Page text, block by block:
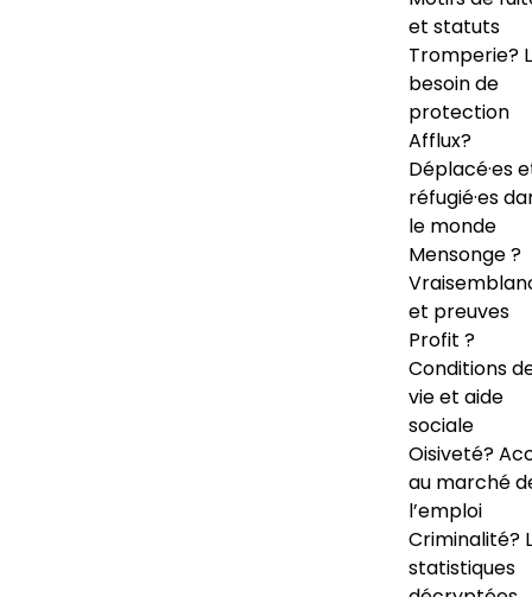
et statuts
Tromperie?
besoin de
protection
Afflux?
Déplacé·es
réfugié·es
le monde
Mensonge ?
et preuves
Profit ?
Conditions
vie et aide
sociale
Oisiveté?
au marché
l’emploi
Criminalité?
statistiques